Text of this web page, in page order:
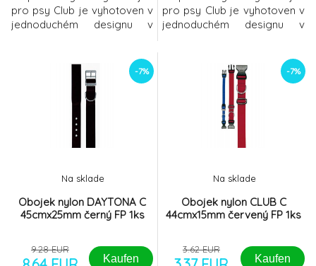
pro psy Club je vyhotoven v
jednoduchém designu v
přezce je možné obojek
nastavit tak, aby pohodlně
seděl každému psímu jedinci
(délka nastavení dané
velikosti viz velikostní
tabulka). Součástí obojku je
pro psy Club je vyhotoven v
jednoduchém designu v
přezce je možné obojek
nastavit tak, aby pohodlně
seděl každému psímu jedinci
(délka nastavení dané
velikosti viz velikostní
tabulka). Součástí obojku je
-7%
Obojek nylon DAYTONA C
45cmx25mm černý FP 1ks
Na sklade
9.28 EUR
Kaufen
-7%
Obojek nylon CLUB C
44cmx15mm červený FP 1ks
Na sklade
3.62 EUR
Kaufen